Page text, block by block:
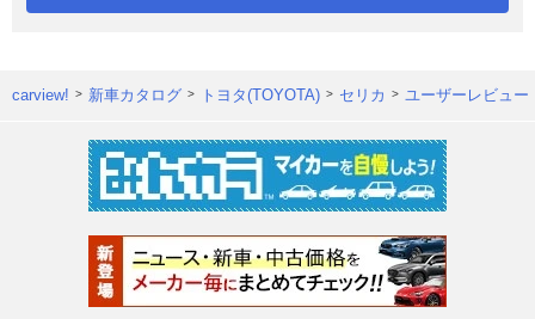
carview! 新車カタログ トヨタ(TOYOTA) セリカ ユーザーレビュー